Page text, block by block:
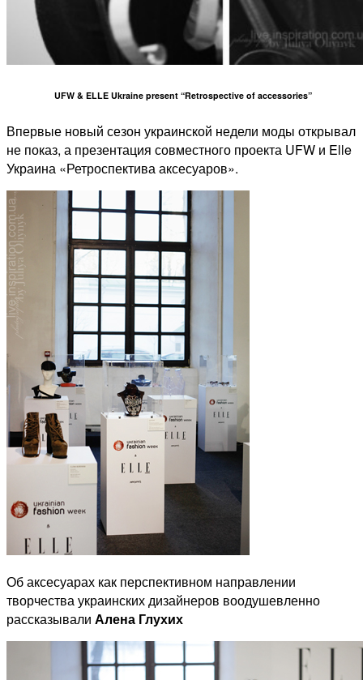
UFW & ELLE Ukraine present “Retrospective of accessories”
Впервые новый сезон украинской недели моды открывал
не показ, а презентация совместного проекта UFW и Elle
Украина «Ретроспектива аксесуаров».
Об аксесуарах как перспективном направлении
творчества украинских дизайнеров воодушевленно
рассказывали Алена Глухих